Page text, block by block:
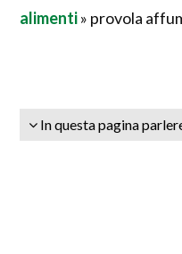
alimenti» provola
In questa pagina